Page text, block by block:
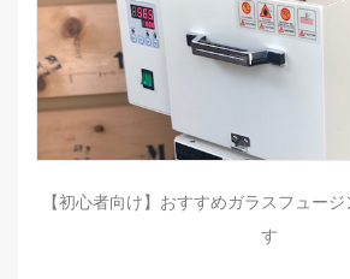
【初心者向け】おすすめガラスフュー
す